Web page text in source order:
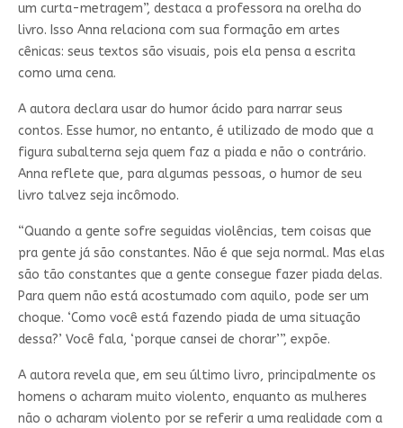
um curta-metragem”, destaca a professora na orelha do
livro. Isso Anna relaciona com sua formação em artes
cênicas: seus textos são visuais, pois ela pensa a escrita
como uma cena.
A autora declara usar do humor ácido para narrar seus
contos. Esse humor, no entanto, é utilizado de modo que a
figura subalterna seja quem faz a piada e não o contrário.
Anna reflete que, para algumas pessoas, o humor de seu
livro talvez seja incômodo.
“Quando a gente sofre seguidas violências, tem coisas que
pra gente já são constantes. Não é que seja normal. Mas elas
são tão constantes que a gente consegue fazer piada delas.
Para quem não está acostumado com aquilo, pode ser um
choque. ‘Como você está fazendo piada de uma situação
dessa?’ Você fala, ‘porque cansei de chorar’”, expõe.
A autora revela que, em seu último livro, principalmente os
homens o acharam muito violento, enquanto as mulheres
não o acharam violento por se referir a uma realidade com a